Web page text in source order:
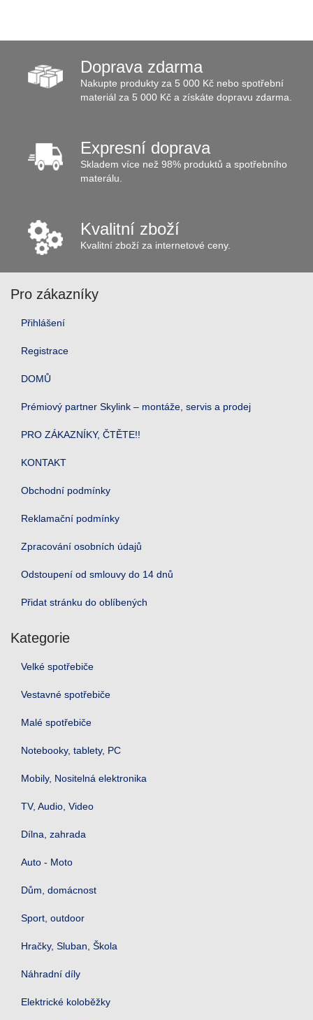
Doprava zdarma
Nakupte produkty za 5 000 Kč nebo spotřební
materiál za 5 000 Kč a získáte dopravu zdarma.
Expresní doprava
Skladem více než 98% produktů a spotřebního
materálu.
Kvalitní zboží
Kvalitní zboží za internetové ceny.
Pro zákazníky
Přihlášení
Registrace
DOMŮ
Prémiový partner Skylink – montáže, servis a prodej
PRO ZÁKAZNÍKY, ČTĚTE!!
KONTAKT
Obchodní podmínky
Reklamační podmínky
Zpracování osobních údajů
Odstoupení od smlouvy do 14 dnů
Přidat stránku do oblíbených
Kategorie
Velké spotřebiče
Vestavné spotřebiče
Malé spotřebiče
Notebooky, tablety, PC
Mobily, Nositelná elektronika
TV, Audio, Video
Dílna, zahrada
Auto - Moto
Dům, domácnost
Sport, outdoor
Hračky, Sluban, Škola
Náhradní díly
Elektrické koloběžky